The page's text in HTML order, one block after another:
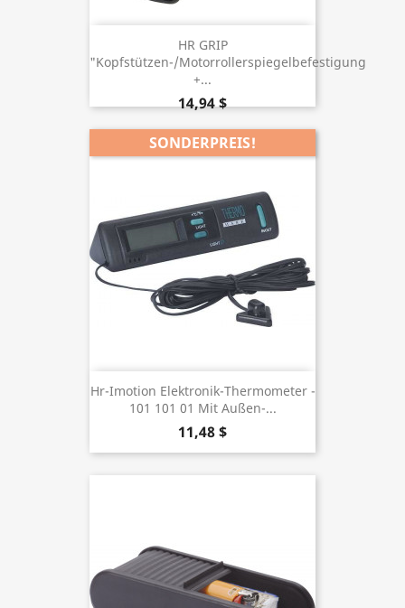
HR GRIP
"Kopfstützen-/Motorrollerspiegelbefestigung
+...
14,94 $
Hr-Imotion Elektronik-Thermometer -
101 101 01 Mit Außen-...
11,48 $
SONDERPREIS!